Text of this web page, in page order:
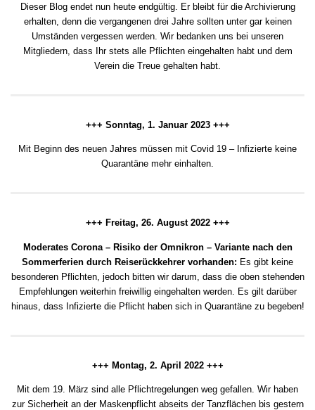
Dieser Blog endet nun heute endgültig. Er bleibt für die Archivierung
erhalten, denn die vergangenen drei Jahre sollten unter gar keinen
Umständen vergessen werden. Wir bedanken uns bei unseren
Mitgliedern, dass Ihr stets alle Pflichten eingehalten habt und dem
Verein die Treue gehalten habt.
+++ Sonntag, 1. Januar 2023 +++
Mit Beginn des neuen Jahres müssen mit Covid 19 – Infizierte keine
Quarantäne mehr einhalten.
+++ Freitag, 26. August 2022 +++
Moderates Corona – Risiko der Omnikron – Variante nach den
Sommerferien durch Reiserückkehrer vorhanden: Es gibt keine
besonderen Pflichten, jedoch bitten wir darum, dass die oben stehenden
Empfehlungen weiterhin freiwillig eingehalten werden. Es gilt darüber
hinaus, dass Infizierte die Pflicht haben sich in Quarantäne zu begeben!
+++ Montag, 2. April 2022 +++
Mit dem 19. März sind alle Pflichtregelungen weg gefallen. Wir haben
zur Sicherheit an der Maskenpflicht abseits der Tanzflächen bis gestern